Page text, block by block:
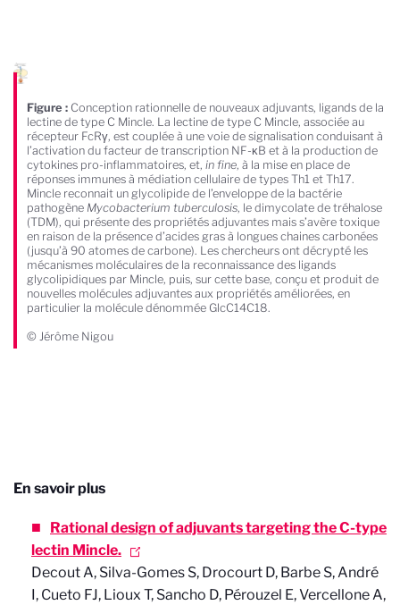
Figure : Conception rationnelle de nouveaux adjuvants, ligands de la
lectine de type C Mincle. La lectine de type C Mincle, associée au
récepteur FcRγ, est couplée à une voie de signalisation conduisant à
l’activation du facteur de transcription NF-κB et à la production de
cytokines pro-inflammatoires, et, in fine, à la mise en place de
réponses immunes à médiation cellulaire de types Th1 et Th17.
Mincle reconnait un glycolipide de l’enveloppe de la bactérie
pathogène Mycobacterium tuberculosis, le dimycolate de tréhalose
(TDM), qui présente des propriétés adjuvantes mais s’avère toxique
en raison de la présence d’acides gras à longues chaines carbonées
(jusqu’à 90 atomes de carbone). Les chercheurs ont décrypté les
mécanismes moléculaires de la reconnaissance des ligands
glycolipidiques par Mincle, puis, sur cette base, conçu et produit de
nouvelles molécules adjuvantes aux propriétés améliorées, en
particulier la molécule dénommée GlcC14C18.
© Jérôme Nigou
En savoir plus
Rational design of adjuvants targeting the C-type
lectin Mincle.
Decout A, Silva-Gomes S, Drocourt D, Barbe S, André
I, Cueto FJ, Lioux T, Sancho D, Pérouzel E, Vercellone A,